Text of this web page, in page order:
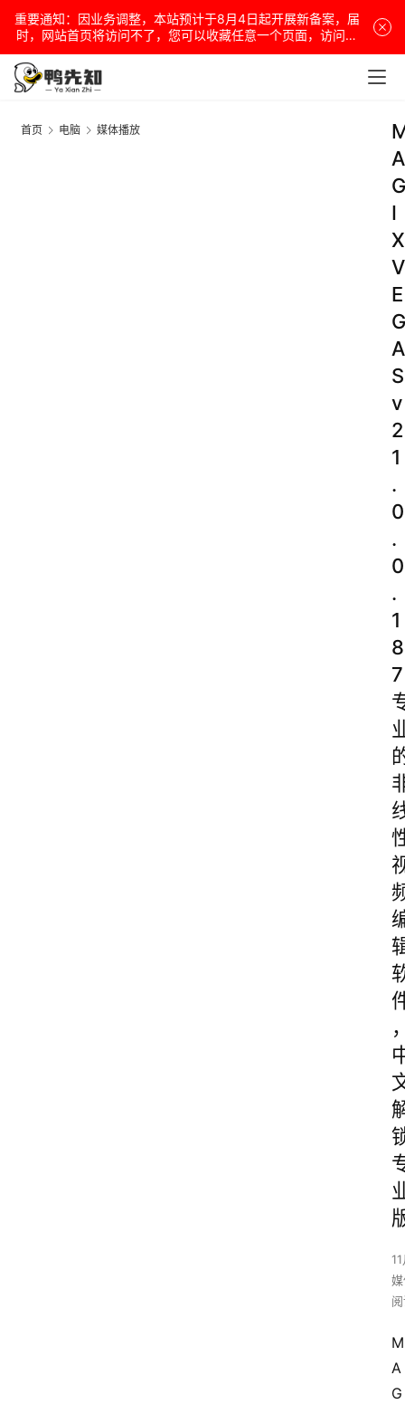
重要通知：因业务调整，本站预计于8月4日起开展新备案，届
时，网站首页将访问不了，您可以收藏任意一个页面，访问网
站！
首页 电脑 媒体播放
A
G
I
X
V
E
G
A
S
v
2
1
.
0
.
0
.
1
8
7
M
A
G